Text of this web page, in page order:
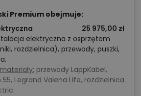
Premium obejmuje:
25 975,00 zł
elektryczna z osprzętem
rozdzielnica), przewody, puszki,
przewody LappKabel,
Legrand Valena Life, rozdzielnica